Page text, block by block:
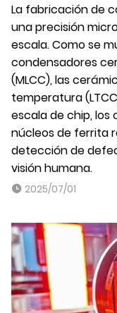
La fabricación de
una precisión
escala. Como se
condensadores
(MLCC), las
temperatura
escala de chip, los
núcleos de ferrita
detección de
visión humana.
2025/07/01